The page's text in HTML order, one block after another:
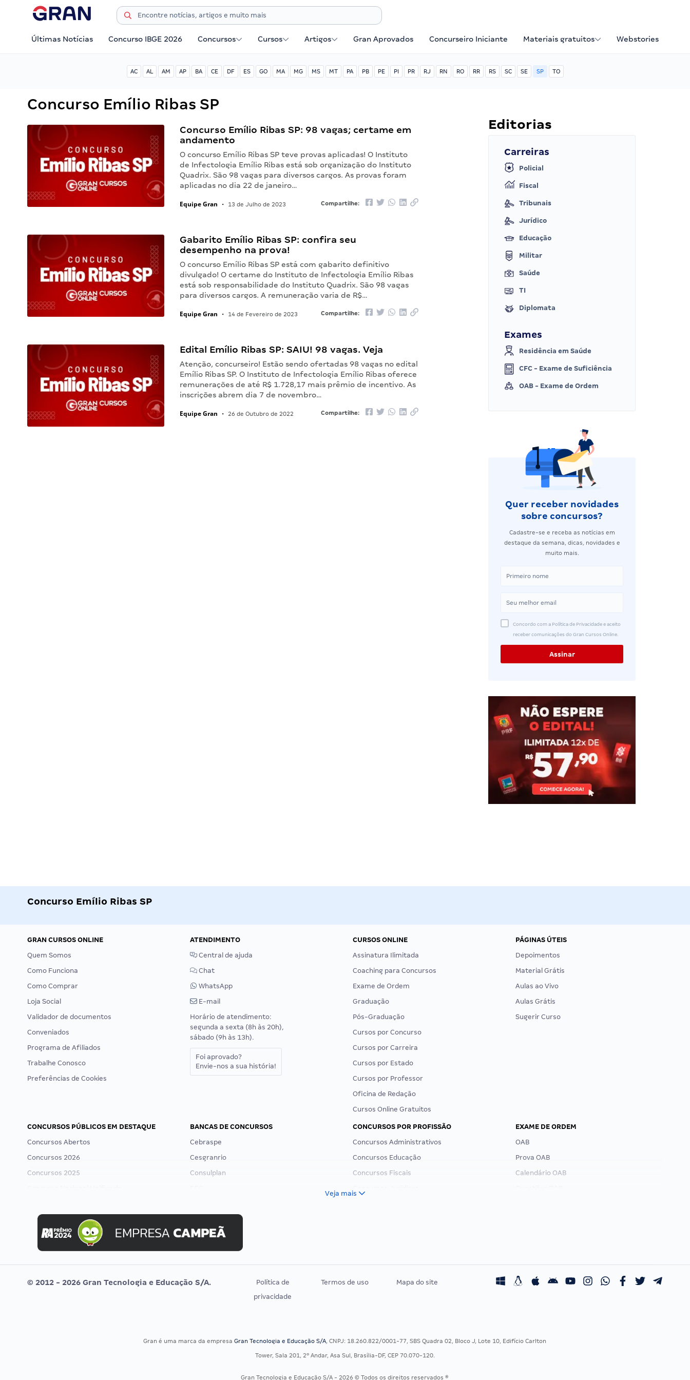
Últimas Notícias Concurso IBGE 2026 Concursos Cursos Artigos Gran Aprovados Concurseiro Iniciante Materiais gratuitos Webstories
AC AL AM AP BA CE DF ES GO MA MG MS MT PA PB PE PI PR RJ RN RO RR RS SC SE SP TO
Concurso Emílio Ribas SP
Concurso Emílio Ribas SP: 98 vagas; certame em
andamento
O concurso Emílio Ribas SP teve provas aplicadas! O Instituto
de Infectologia Emílio Ribas está sob organização do Instituto
Quadrix. São 98 vagas para diversos cargos. As provas foram
aplicadas no dia 22 de janeiro…
Equipe Gran • 13 de Julho de 2023 Compartilhe:
Gabarito Emílio Ribas SP: confira seu
desempenho na prova!
O concurso Emílio Ribas SP está com gabarito definitivo
divulgado! O certame do Instituto de Infectologia Emílio Ribas
está sob responsabilidade do Instituto Quadrix. São 98 vagas
para diversos cargos. A remuneração varia de R$…
Equipe Gran • 14 de Fevereiro de 2023 Compartilhe:
Edital Emílio Ribas SP: SAIU! 98 vagas. Veja
Atenção, concurseiro! Estão sendo ofertadas 98 vagas no edital
Emílio Ribas SP. O Instituto de Infectologia Emílio Ribas oferece
remunerações de até R$ 1.728,17 mais prêmio de incentivo. As
inscrições abrem dia 7 de novembro…
Equipe Gran • 26 de Outubro de 2022 Compartilhe:
Editorias
Carreiras
Policial
Fiscal
Tribunais
Jurídico
Educação
Militar
Saúde
TI
Diplomata
Exames
Residência em Saúde
CFC - Exame de Suficiência
OAB - Exame de Ordem
Quer receber novidades
sobre concursos?
Cadastre-se e receba as notícias em
destaque da semana, dicas, novidades e
muito mais.
Concordo com a Política de Privacidade e aceito
receber comunicações do Gran Cursos Online.
Concurso Emílio Ribas SP
GRAN CURSOS ONLINE
Quem Somos
Como Funciona
Como Comprar
Loja Social
Validador de documentos
Conveniados
Programa de Afiliados
Trabalhe Conosco
Preferências de Cookies
ATENDIMENTO
Central de ajuda
Chat
WhatsApp
E-mail
Horário de atendimento:
segunda a sexta (8h às 20h),
sábado (9h às 13h).
Foi aprovado?
Envie-nos a sua história!
CURSOS ONLINE
Assinatura Ilimitada
Coaching para Concursos
Exame de Ordem
Graduação
Pós-Graduação
Cursos por Concurso
Cursos por Carreira
Cursos por Estado
Cursos por Professor
Oficina de Redação
Cursos Online Gratuitos
PÁGINAS ÚTEIS
Depoimentos
Material Grátis
Aulas ao Vivo
Aulas Grátis
Sugerir Curso
CONCURSOS PÚBLICOS EM DESTAQUE
Concursos Abertos
Concursos 2026
Concursos 2025
Concurso MPU
Editais publicados
BANCAS DE CONCURSOS
Cebraspe
Cesgranrio
Consulplan
Selecon
Uniase
Vunesp
CONCURSOS POR PROFISSÃO
Concursos Administrativos
Concursos Educação
Concursos Fiscais
Residência Multiprofissional
EXAME DE ORDEM
OAB
Prova OAB
Calendário OAB
Veja mais
© 2012 - 2026 Gran Tecnologia e Educação S/A.
Política de
privacidade
Termos de uso Mapa do site
Gran é uma marca da empresaGran Tecnologia e Educação S/A, CNPJ: 18.260.822/0001-77, SBS Quadra 02, Bloco J, Lote 10, Edifício Carlton
Tower, Sala 201, 2º Andar, Asa Sul, Brasília-DF, CEP 70.070-120.
Gran Tecnologia e Educação S/A - 2026 © Todos os direitos reservados ®